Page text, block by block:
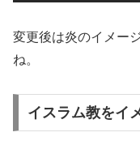
変更後は炎のイメー
ね。
イスラム教をイ